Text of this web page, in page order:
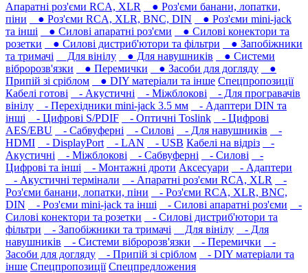
Апаратні роз'єми RCA, XLR
● Роз'єми банани, лопатки,
піни
● Роз'єми RCA, XLR, BNC, DIN
● Роз'єми mini-jack
та інші
● Силові апаратні роз'єми
● Силові конектори та
розетки
● Силові дистриб'ютори та фільтри
● Запобіжники
та тримачі
Для вінілу ● Для навушників‎
● Системи
вібророзв'язки
● Перемички ● Засоби для догляду
●
Припій зі сріблом
● DIY матеріали та інше Спецпропозиції
Кабелі готові
- Акустичні - Міжблокові
- Для програвачів
вінілу
- Перехідники mini-jack 3.5 мм
- Адаптери DIN та
інші
- Цифрові S/PDIF - Оптичні Toslink
- Цифрові
AES/EBU
- Сабвуферні - Силові - Для навушників‎
-
HDMI
- DisplayPort - LAN - USB Кабелі на відріз
-
Акустичні
- Міжблокові - Сабвуферні - Силові
-
Цифрові та інші
- Монтажні дроти Аксесуари
- Адаптери
- Акустичні термінали
- Апаратні роз'єми RCA, XLR
-
Роз'єми банани, лопатки, піни
- Роз'єми RCA, XLR, BNC,
DIN
- Роз'єми mini-jack та інші - Силові апаратні роз'єми
-
Силові конектори та розетки
- Силові дистриб'ютори та
фільтри
- Запобіжники та тримачі Для вінілу
- Для
навушників‎
- Системи вібророзв'язки - Перемички
-
Засоби для догляду
- Припій зі сріблом
- DIY матеріали та
інше Спецпропозиції Спецпредложения